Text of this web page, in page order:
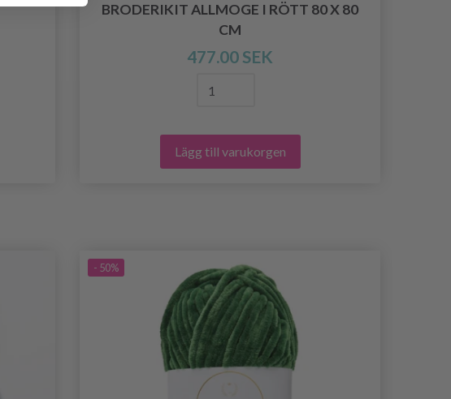
BRODERIKIT ALLMOGE I RÖTT 80 X 80
CM
477.00 SEK
Lägg till varukorgen
- 50%